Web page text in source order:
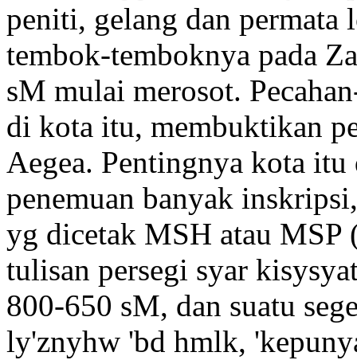
peniti, gelang dan
tembok-temboknya pada
sM mulai merosot.
di kota itu, membuktikan
Aegea. Pentingnya kota
penemuan banyak
yg dicetak MSH atau
tulisan persegi syar
800-650 sM, dan suatu
ly'znyhw 'bd hmlk,